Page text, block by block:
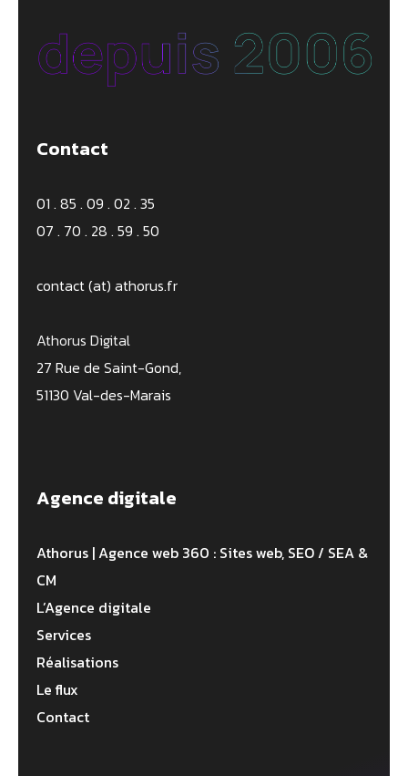
Contact
01 . 85 . 09 . 02 . 35
07 . 70 . 28 . 59 . 50
contact (at) athorus.fr
Athorus Digital
27 Rue de Saint-Gond,
51130 Val-des-Marais
Agence digitale
Athorus | Agence web 360 : Sites web, SEO / SEA &
CM
L’Agence digitale
Services
Réalisations
Le flux
Contact